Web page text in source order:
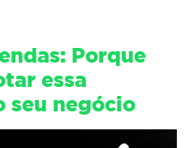
Porque
essa
seu negócio